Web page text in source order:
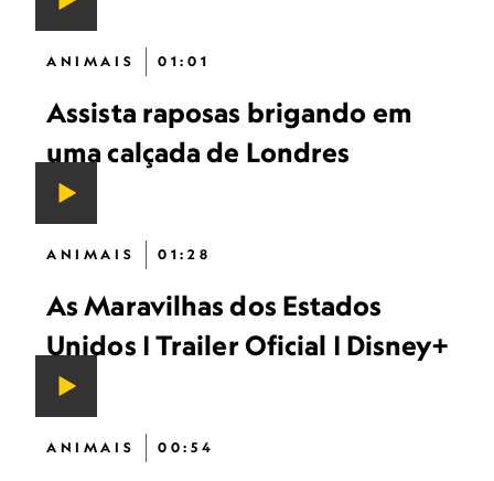
ANIMAIS 01:01
Assista raposas brigando em
uma calçada de Londres
ANIMAIS 01:28
As Maravilhas dos Estados
Unidos | Trailer Oficial | Disney+
ANIMAIS 00:54